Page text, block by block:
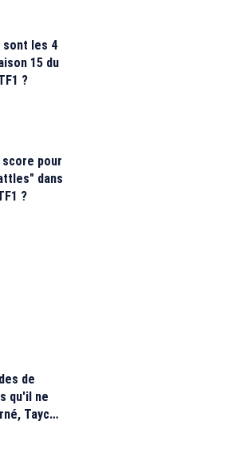
sont les 4
15 du
?
score pour
dans
?
de
qu'il ne
Tayc
"The